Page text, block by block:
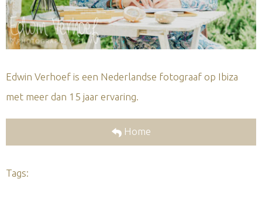
Edwin Verhoef is een Nederlandse fotograaf op Ibiza
met meer dan 15 jaar ervaring.
Home
Tags: